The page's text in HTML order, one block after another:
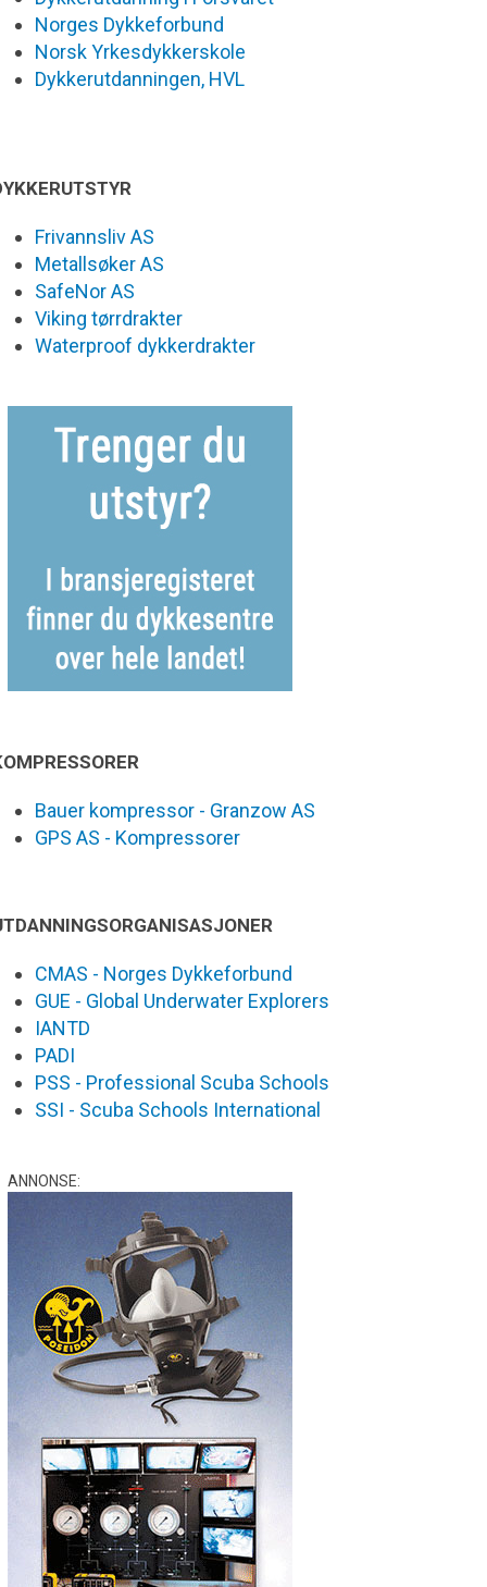
Norges Dykkeforbund
Norsk Yrkesdykkerskole
Dykkerutdanningen, HVL
Frivannsliv AS
Metallsøker AS
SafeNor AS
Viking tørrdrakter
Waterproof dykkerdrakter
Bauer kompressor - Granzow AS
GPS AS - Kompressorer
CMAS - Norges Dykkeforbund
GUE - Global Underwater Explorers
IANTD
PADI
PSS - Professional Scuba Schools
SSI - Scuba Schools International
ANNONSE: